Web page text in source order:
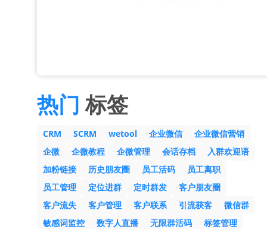
热门 标签
CRM SCRM wetool 企业微信
企业微信营销
企微
企微教程 企微管理 会话存档
入群欢迎语
加粉链接
历史朋友圈 员工活码
员工离职
员工管理
定位进群 定时群发
客户朋友圈
客户流失
客户管理 客户联系 引流获客
微信群
敏感词监控
数字人直播 无限群活码
标签管理